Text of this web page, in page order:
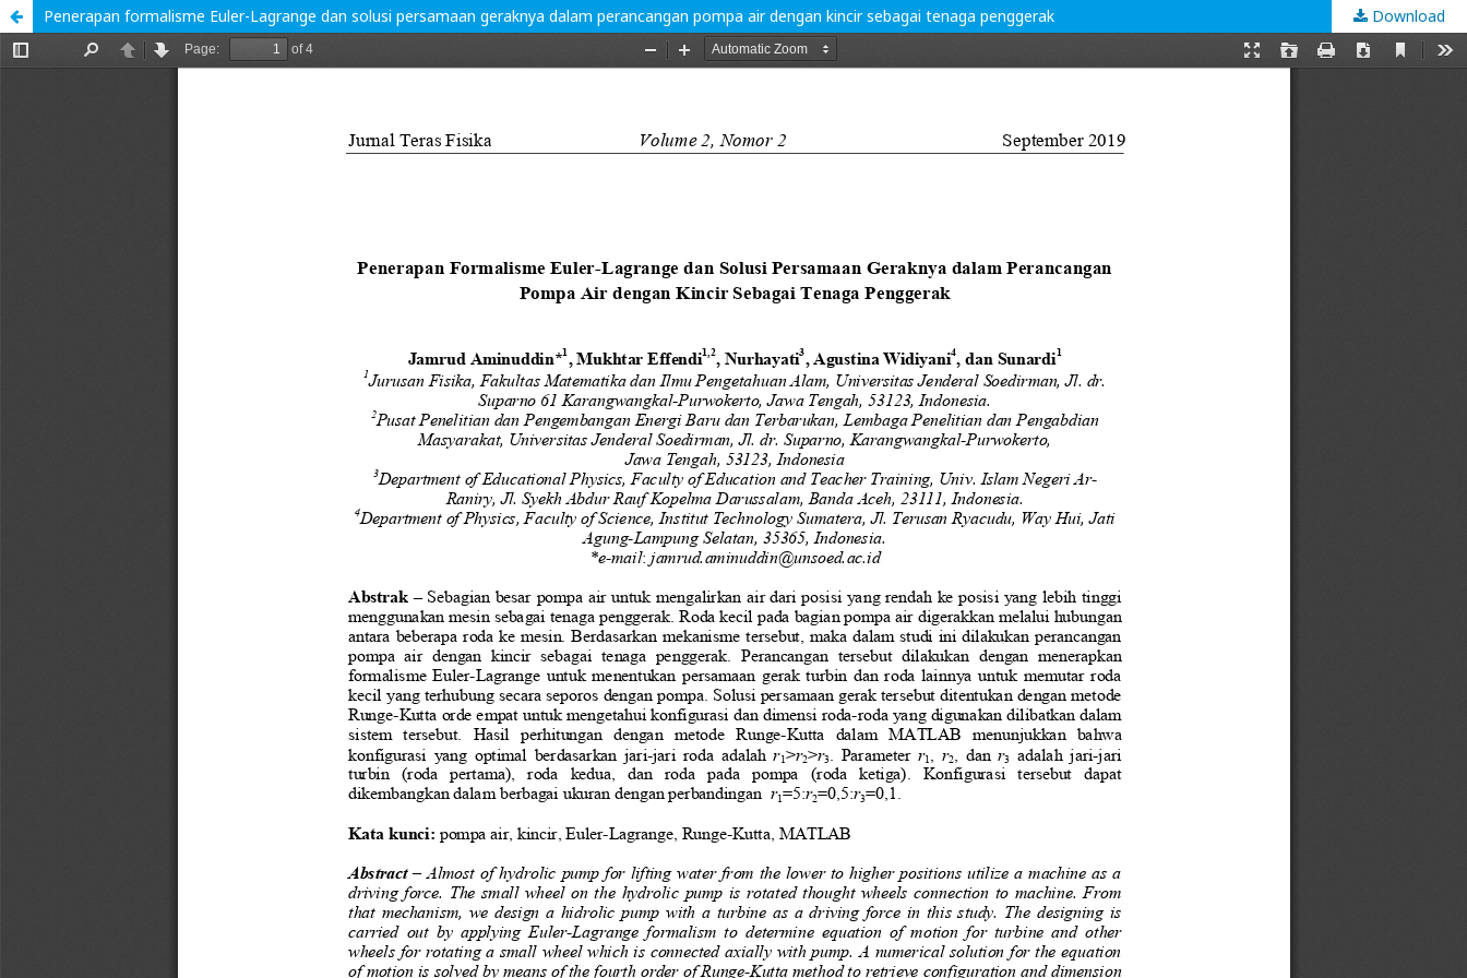
Penerapan formalisme Euler-Lagrange dan solusi persamaan geraknya dalam perancangan pompa air dengan kincir sebagai tenaga penggerak Download